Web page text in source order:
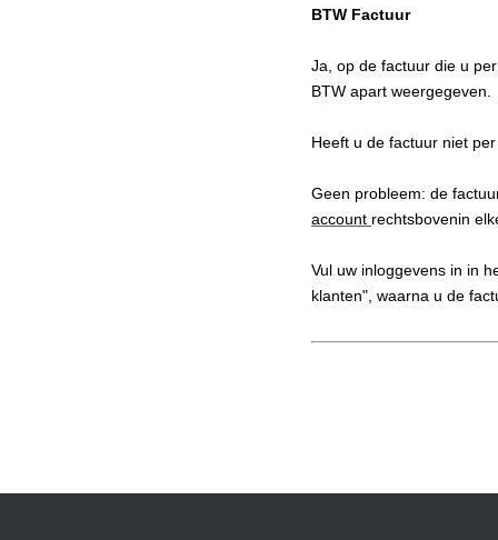
BTW Factuur
Ja, op de factuur die u
BTW apart weergegeven.
Heeft u de factuur niet
Geen probleem: de
account rechtsbovenin
Vul uw inloggevens in in
klanten", waarna u de